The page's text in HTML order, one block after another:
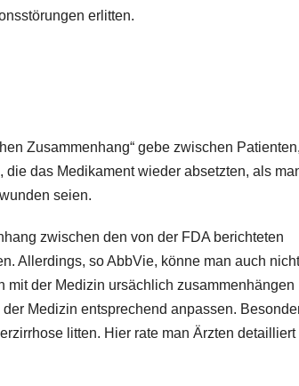
erlitten.
Zusammenhang“ gebe zwischen
das Medikament wieder absetzten, als
seien.
zwischen den von der FDA berichteten
Allerdings, so AbbVie, könne man auch nicht
der Medizin ursächlich zusammenhängen
Medizin entsprechend anpassen.
litten. Hier rate man Ärzten detailliert